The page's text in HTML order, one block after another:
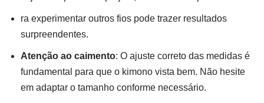
ra experimentar outros fios pode trazer resultados
surpreendentes.
Atenção ao caimento: O ajuste correto das medidas é
fundamental para que o kimono vista bem. Não hesite
em adaptar o tamanho conforme necessário.